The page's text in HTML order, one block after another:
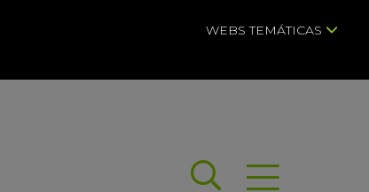
WEBS TEMÁTICAS
Abrir menú